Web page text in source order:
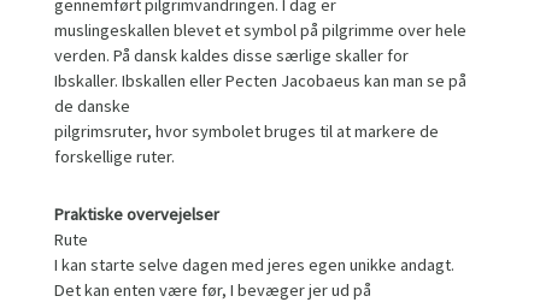
muslingeskallen blevet et symbol på pilgrimme over hele
verden. På dansk kaldes disse særlige skaller for
Ibskaller. Ibskallen eller Pecten Jacobaeus kan man se på
de danske
pilgrimsruter, hvor symbolet bruges til at markere de
forskellige ruter.
Praktiske overvejelser
Rute
I kan starte selve dagen med jeres egen unikke andagt.
Det kan enten være før, I bevæger jer ud på